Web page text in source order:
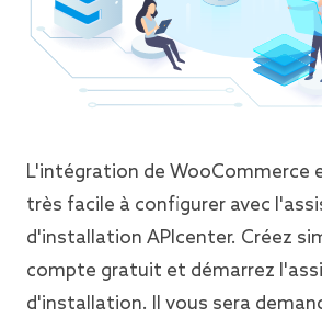
L'intégration de WooCommerce
très facile à configurer avec
d'installation APIcenter. Créez
compte gratuit et démarrez
d'installation. Il vous sera